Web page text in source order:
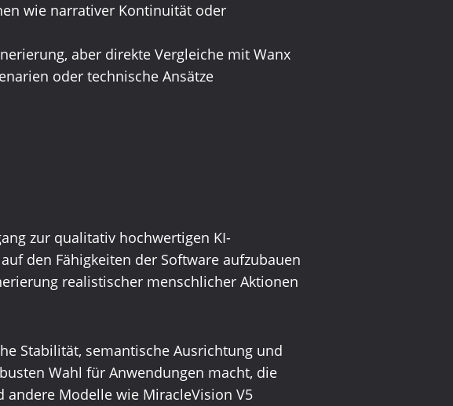
wie narrativer Kontinuität oder
aber direkte Vergleiche mit Wanx
oder technische Ansätze
zur qualitativ hochwertigen KI-
den Fähigkeiten der Software aufzubauen
realistischer menschlicher Aktionen
Stabilität, semantische Ausrichtung und
Wahl für Anwendungen macht, die
andere Modelle wie MiracleVision V5